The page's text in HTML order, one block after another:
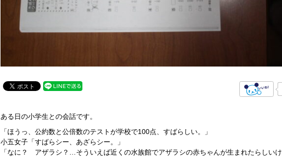
ある日の小学生との会話です。
「ほうっ、公約数と公倍数のテストが学校で100点、すばらしい。」
小五女子「すばらシー、あざらシー。」
「なに？ アザラシ？…そういえば近くの水族館でアザラシの赤ちゃんが生まれたらしいけ